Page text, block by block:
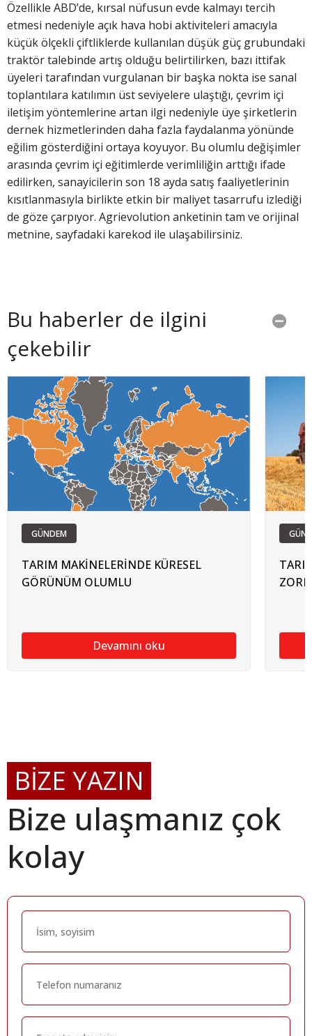
Özellikle ABD’de, kırsal nüfusun evde kalmayı tercih
etmesi nedeniyle açık hava hobi aktiviteleri amacıyla
küçük ölçekli çiftliklerde kullanılan düşük güç grubundaki
traktör talebinde artış olduğu belirtilirken, bazı ittifak
üyeleri tarafından vurgulanan bir başka nokta ise sanal
toplantılara katılımın üst seviyelere ulaştığı, çevrim içi
iletişim yöntemlerine artan ilgi nedeniyle üye şirketlerin
dernek hizmetlerinden daha fazla faydalanma yönünde
eğilim gösterdiğini ortaya koyuyor. Bu olumlu değişimler
arasında çevrim içi eğitimlerde verimliliğin arttığı ifade
edilirken, sanayicilerin son 18 ayda satış faaliyetlerinin
kısıtlanmasıyla birlikte etkin bir maliyet tasarrufu izlediği
de göze çarpıyor. Agrievolution anketinin tam ve orijinal
metnine, sayfadaki karekod ile ulaşabilirsiniz.
Bu haberler de ilgini
çekebilir
GÜNDEM
TARIM MAKİNELERİNDE KÜRESEL
GÖRÜNÜM OLUMLU
Devamını oku
BİZE YAZIN
Bize ulaşmanız çok
kolay